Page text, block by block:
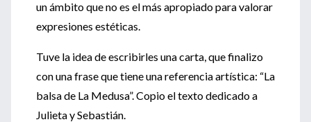
un ámbito que no es el más apropiado para valorar
expresiones estéticas.
Tuve la idea de escribirles una carta, que finalizo
con una frase que tiene una referencia artística: “La
balsa de La Medusa”. Copio el texto dedicado a
Julieta y Sebastián.